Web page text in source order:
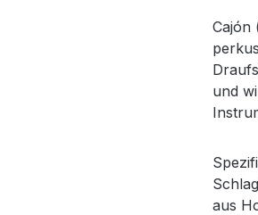
Cajón
und
aus